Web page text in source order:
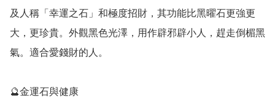
及人稱「幸運之石」和極度招財，其功能比黑曜石更強更
大，更珍貴。外觀黑色光澤，用作辟邪辟小人，趕走倒楣黑
氣。適合愛錢財的人。
🔮金運石與健康